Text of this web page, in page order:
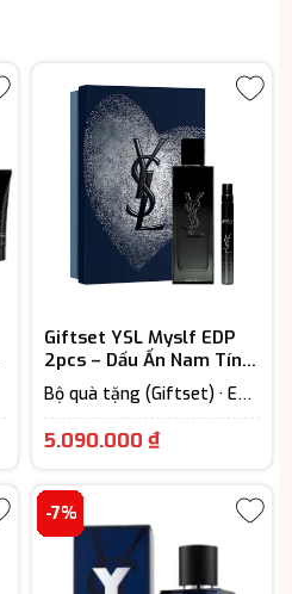
Giftset YSL Myslf EDP
2pcs – Dấu Ấn Nam Tính
Hiện Đại
Bộ quà tặng (Giftset) · EDP
hương từ 7-12h) · Nước Hoa
5.090.000 ₫
-7%